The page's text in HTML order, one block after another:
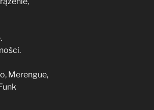
Merengue,